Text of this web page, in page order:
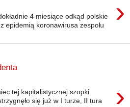
›
4 miesiące odkąd polskie
epidemią koronawirusa zespołu
›
tej kapitalistycznej szopki.
się już w I turze, II tura